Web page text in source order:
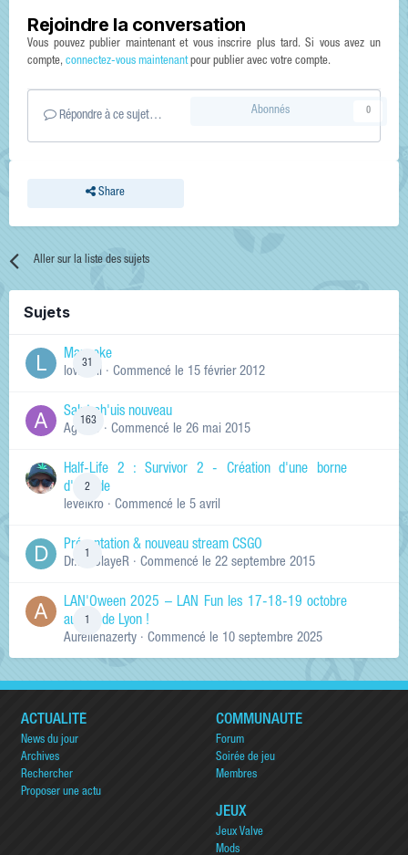
Rejoindre la conversation
Vous pouvez publier maintenant et vous inscrire plus tard. Si vous avez un
compte, connectez-vous maintenantpour publier avec votre compte.
Répondre à ce sujet…
Share
Abonnés 0
Aller sur la liste des sujets
Sujets
31
Manneke
lowskill · Commencé le 15 février 2012
163
Salut ch'uis nouveau
Ag0Nie · Commencé le 26 mai 2015
2
Half-Life 2 : Survivor 2 - Création d'une borne
d'arcade
levelkro · Commencé le 5 avril
1
Présentation & nouveau stream CSGO
Dr.KinSlayeR · Commencé le 22 septembre 2015
1
LAN'Oween 2025 – LAN Fun les 17-18-19 octobre
au sud de Lyon !
Aurelienazerty · Commencé le 10 septembre 2025
ACTUALITÉ
News du jour
Archives
Rechercher
Proposer une actu
COMMUNAUTÉ
Forum
Soirée de jeu
Membres
JEUX
Jeux Valve
Mods